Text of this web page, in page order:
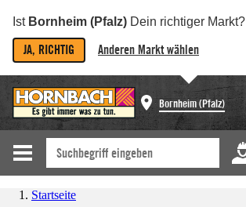
Ist Bornheim (Pfalz) Dein richtiger Markt?
JA, RICHTIG Anderen Markt wählen
Bornheim (Pfalz)
Startseite